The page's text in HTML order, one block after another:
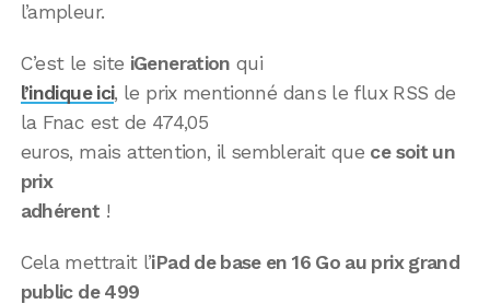
l’ampleur.
C’est le site iGeneration qui
l’indique ici, le prix mentionné dans le flux RSS de
la Fnac est de 474,05
euros, mais attention, il semblerait que ce soit un
prix
adhérent !
Cela mettrait l’iPad de base en 16 Go au prix grand
public de 499